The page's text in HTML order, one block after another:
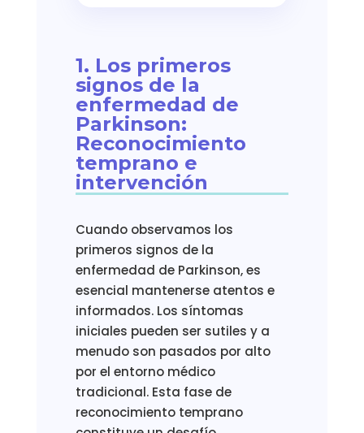
1. Los primeros
signos de la
enfermedad de
Parkinson:
Reconocimiento
temprano e
intervención
Cuando observamos los
primeros signos de la
enfermedad de Parkinson, es
esencial mantenerse atentos e
informados. Los síntomas
iniciales pueden ser sutiles y a
menudo son pasados por alto
por el entorno médico
tradicional. Esta fase de
reconocimiento temprano